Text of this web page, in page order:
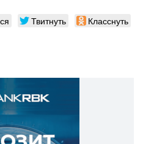
Твитнуть Класснуть